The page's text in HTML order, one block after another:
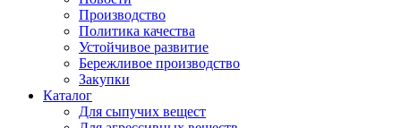
Производство
Политика качества
Устойчивое развитие
Бережливое производство
Закупки
Каталог
Для сыпучих вещест